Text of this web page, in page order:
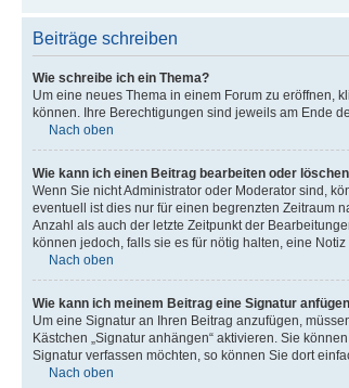
Beiträge schreiben
Wie schreibe ich ein Thema?
Um eine neues Thema in einem Forum zu eröffnen,
können. Ihre Berechtigungen sind jeweils am Ende
Nach oben
Wie kann ich einen Beitrag bearbeiten oder
Wenn Sie nicht Administrator oder Moderator sind,
eventuell ist dies nur für einen begrenzten Zeitraum
Anzahl als auch der letzte Zeitpunkt der
können jedoch, falls sie es für nötig halten, eine
Nach oben
Wie kann ich meinem Beitrag eine Signatur
Um eine Signatur an Ihren Beitrag anzufügen,
Kästchen „Signatur anhängen“ aktivieren. Sie
Signatur verfassen möchten, so können Sie dort
Nach oben